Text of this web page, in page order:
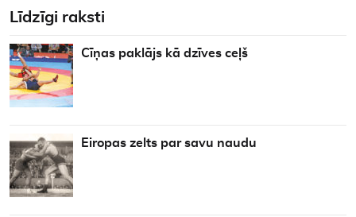
Līdzīgi raksti
Cīņas paklājs kā dzīves ceļš
Eiropas zelts par savu naudu